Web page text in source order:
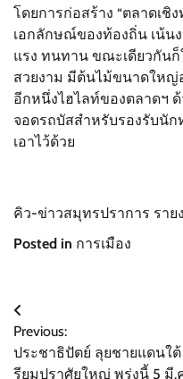
โดยการก่อสร้าง “ตลาดเชิ
เอกลักษณ์ของท้องถิ่น เน้น
แรง ทนทาน ขณะเดียวกัน
สวยงาม มีต้นไม้ขนาดใหญ่
อีกหนึ่งไฮไลท์ของตลาดฯ
จอดรถบัสสำหรับรองรับนัก
เอาไว้ด้วย
คิว-ข่าวสมุทรปราการ ราย
Posted in การเมือง
แนะแนว
เรื่อง
Previous:
ประชาธิปัตย์ ลุยชายแดนใต้
รียมปราศัยใหญ่ พรุ่งนี้ 5 มี.